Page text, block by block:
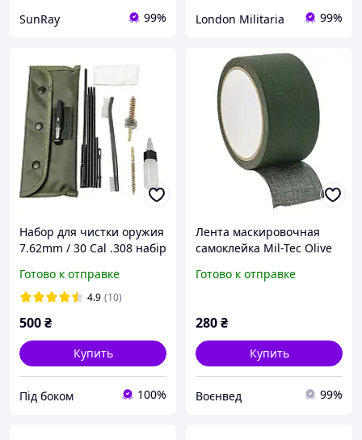
SunRay 99% London Militaria 99%
Набор для чистки оружия
7.62mm / 30 Cal .308 набір
для чистки оружия и
ухода AK чистка автомата
Готово к отправке
4.9 (10)
500₴
Купить
Під боком 100%
Лента маскировочная
самоклейка Mil-Tec Olive
Готово к отправке
280₴
Купить
Воєнвед 99%